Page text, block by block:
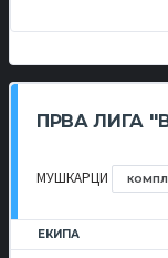
ПРВА ЛИГА
МУШКАРЦИ
ЕКИПА